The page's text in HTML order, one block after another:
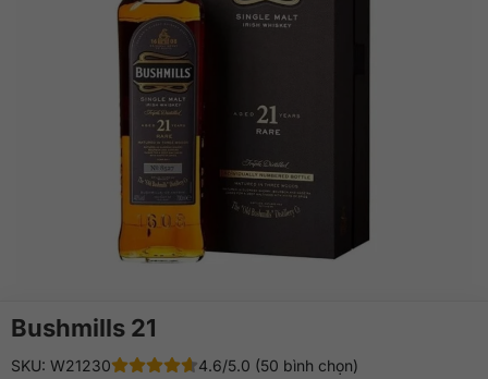
Bushmills 21
SKU: W21230
4.6/5.0 (50 bình chọn)